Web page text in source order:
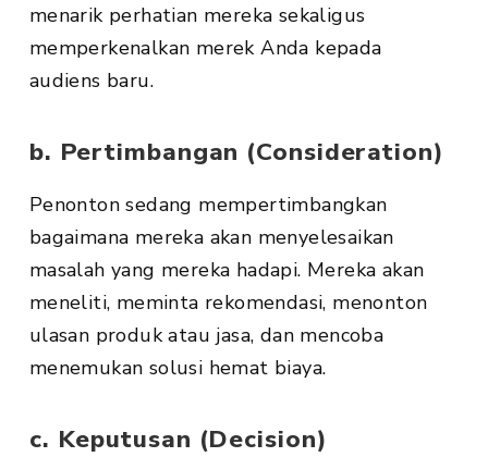
menarik perhatian mereka sekaligus
memperkenalkan merek Anda kepada
audiens baru.
b. Pertimbangan (Consideration)
Penonton sedang mempertimbangkan
bagaimana mereka akan menyelesaikan
masalah yang mereka hadapi. Mereka akan
meneliti, meminta rekomendasi, menonton
ulasan produk atau jasa, dan mencoba
menemukan solusi hemat biaya.
c. Keputusan (Decision)